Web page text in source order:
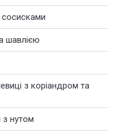
сосисками
шавлією
з коріандром та
з нутом